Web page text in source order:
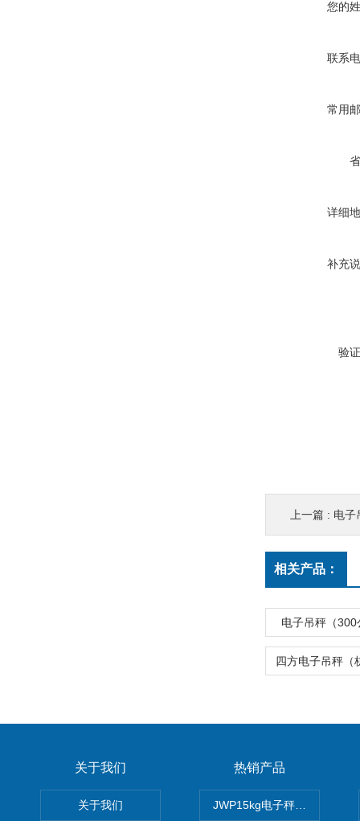
您的
联系
常用
详细
补充
验
上一篇 : 电子
相关产品：
电子吊秤（
关于我们
关于我们
热销产品
JWP15kg电子秤价格,15公